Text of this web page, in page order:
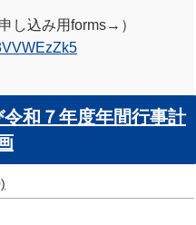
申し込み用forms→）
和７年度年間行事計